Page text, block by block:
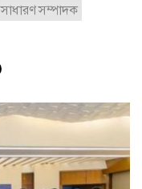
সাধারণ সম্পাদক